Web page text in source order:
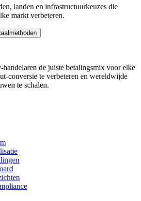
landen en infrastructuurkeuzes die
markt verbeteren.
de juiste betalingsmix voor elke
conversie te verbeteren en wereldwijde
te schalen.